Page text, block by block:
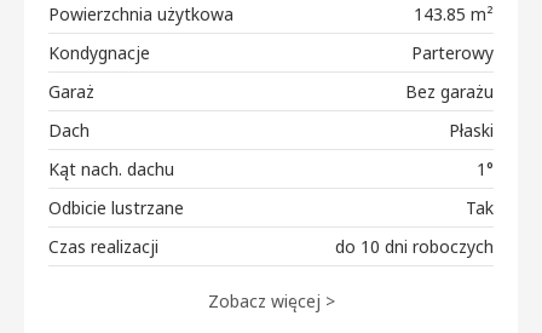
Powierzchnia użytkowa
143.85 m²
Kondygnacje
Parterowy
Garaż
Bez garażu
Dach
Płaski
Kąt nach. dachu
1°
Odbicie lustrzane
Tak
Czas realizacji
do 10 dni roboczych
Zobacz więcej >